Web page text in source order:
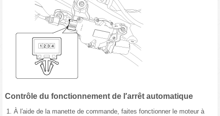
Contrôle du fonctionnement de l′arrêt automatique
1. À l′aide de la manette de commande, faites fonctionner le moteur à